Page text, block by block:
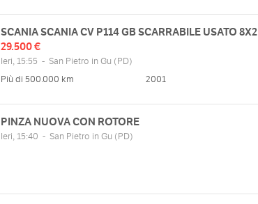
SCANIA SCANIA CV P114 GB SCARRABILE USATO 8X2
29.500 €
Ieri, 15:55 - San Pietro in Gu (PD)
Più di 500.000 km
2001
PINZA NUOVA CON ROTORE
Ieri, 15:40 - San Pietro in Gu (PD)